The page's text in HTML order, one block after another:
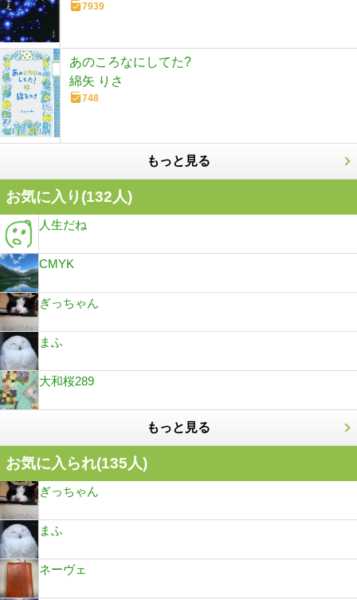
7939
あのころなにしてた?
綿矢 りさ
748
もっと見る
お気に入り(132人)
人生だね
CMYK
ぎっちゃん
まふ
大和桜289
もっと見る
お気に入られ(135人)
ぎっちゃん
まふ
ネーヴェ